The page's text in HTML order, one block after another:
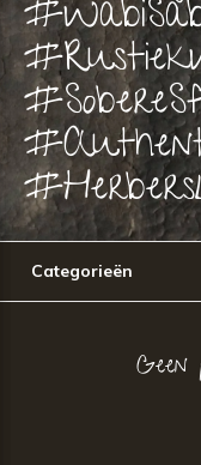
Categorieën
Geen